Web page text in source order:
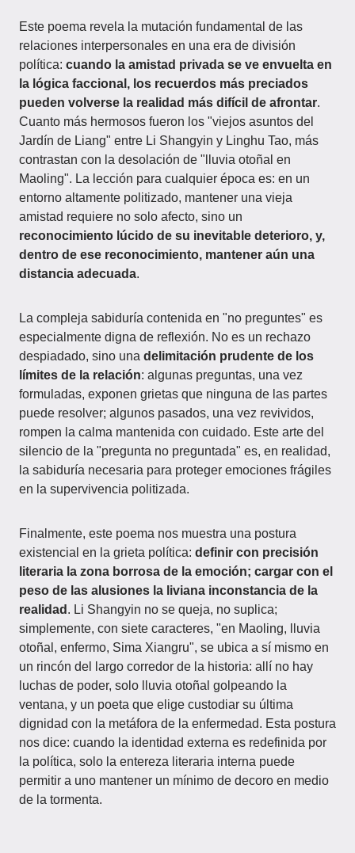
Este poema revela la mutación fundamental de las
relaciones interpersonales en una era de división
política: cuando la amistad privada se ve envuelta en
la lógica faccional, los recuerdos más preciados
pueden volverse la realidad más difícil de afrontar.
Cuanto más hermosos fueron los "viejos asuntos del
Jardín de Liang" entre Li Shangyin y Linghu Tao, más
contrastan con la desolación de "lluvia otoñal en
Maoling". La lección para cualquier época es: en un
entorno altamente politizado, mantener una vieja
amistad requiere no solo afecto, sino un
reconocimiento lúcido de su inevitable deterioro, y,
dentro de ese reconocimiento, mantener aún una
distancia adecuada.
La compleja sabiduría contenida en "no preguntes" es
especialmente digna de reflexión. No es un rechazo
despiadado, sino una delimitación prudente de los
límites de la relación: algunas preguntas, una vez
formuladas, exponen grietas que ninguna de las partes
puede resolver; algunos pasados, una vez revividos,
rompen la calma mantenida con cuidado. Este arte del
silencio de la "pregunta no preguntada" es, en realidad,
la sabiduría necesaria para proteger emociones frágiles
en la supervivencia politizada.
Finalmente, este poema nos muestra una postura
existencial en la grieta política: definir con precisión
literaria la zona borrosa de la emoción; cargar con el
peso de las alusiones la liviana inconstancia de la
realidad . Li Shangyin no se queja, no suplica;
simplemente, con siete caracteres, "en Maoling, lluvia
otoñal, enfermo, Sima Xiangru", se ubica a sí mismo en
un rincón del largo corredor de la historia: allí no hay
luchas de poder, solo lluvia otoñal golpeando la
ventana, y un poeta que elige custodiar su última
dignidad con la metáfora de la enfermedad. Esta postura
nos dice: cuando la identidad externa es redefinida por
la política, solo la entereza literaria interna puede
permitir a uno mantener un mínimo de decoro en medio
de la tormenta.